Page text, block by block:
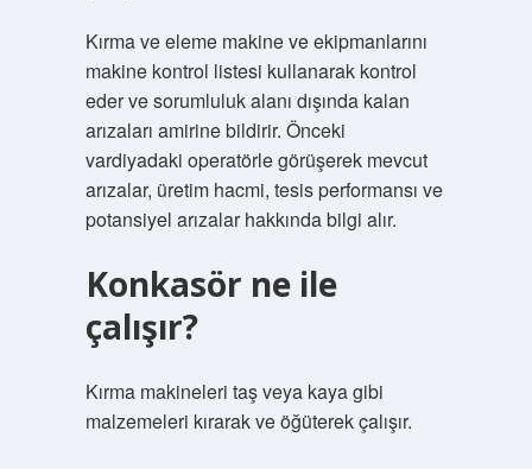
Kırma ve eleme makine ve ekipmanlarını
makine kontrol listesi kullanarak kontrol
eder ve sorumluluk alanı dışında kalan
arızaları amirine bildirir. Önceki
vardiyadaki operatörle görüşerek mevcut
arızalar, üretim hacmi, tesis performansı ve
potansiyel arızalar hakkında bilgi alır.
Konkasör ne ile
çalışır?
Kırma makineleri taş veya kaya gibi
malzemeleri kırarak ve öğüterek çalışır.